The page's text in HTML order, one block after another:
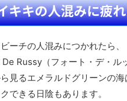
キキの人混みに疲
ーチの人混みにつかれたら、
Russy（フォート・デ・ル
見るエメラルドグリーンの海
できる日陰もあります。